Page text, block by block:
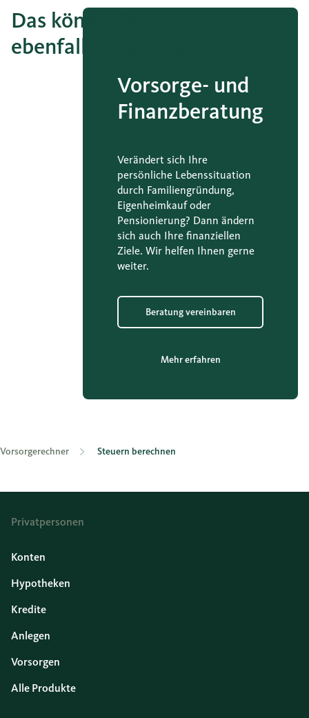
Das könnte Sie
ebenfalls interessieren
Vorsorge- und
Finanzberatung
Verändert sich Ihre
persönliche Lebenssituation
durch Familiengründung,
Eigenheimkauf oder
Pensionierung? Dann ändern
sich auch Ihre finanziellen
Ziele. Wir helfen Ihnen gerne
weiter.
Beratung vereinbaren
Mehr erfahren
Vorsorgerechner Steuern berechnen
Privatpersonen
Konten
Hypotheken
Kredite
Anlegen
Vorsorgen
Alle Produkte